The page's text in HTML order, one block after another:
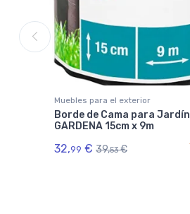
Muebles para el exterior
Borde de Cama para Jardín
GARDENA 15cm x 9m
32,99 € 39,53 €